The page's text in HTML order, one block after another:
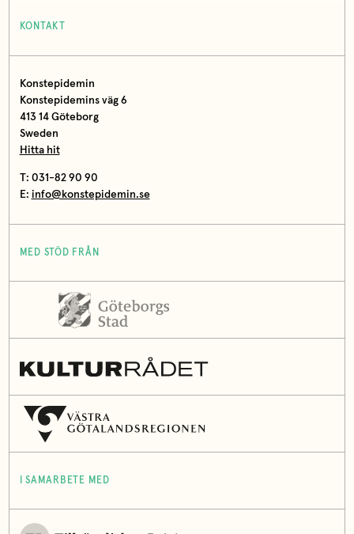
KONTAKT
Konstepidemin
Konstepidemins väg 6
413 14 Göteborg
Sweden
Hitta hit
T: 031-82 90 90
E: info@konstepidemin.se
MED STÖD FRÅN
I SAMARBETE MED